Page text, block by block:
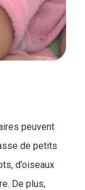
peuvent
de petits
d’oiseaux
De plus,